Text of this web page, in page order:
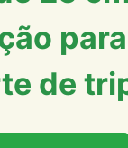
de